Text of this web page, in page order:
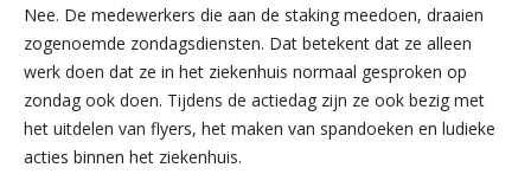
Nee. De medewerkers die aan de staking meedoen, draaien
zogenoemde zondagsdiensten. Dat betekent dat ze alleen
werk doen dat ze in het ziekenhuis normaal gesproken op
zondag ook doen. Tijdens de actiedag zijn ze ook bezig met
het uitdelen van flyers, het maken van spandoeken en ludieke
acties binnen het ziekenhuis.